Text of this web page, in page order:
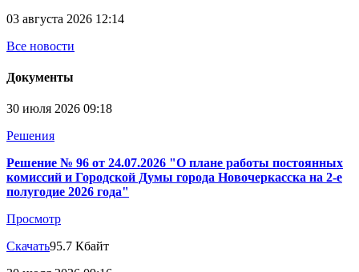
03 августа 2026 12:14
Все новости
Документы
30 июля 2026 09:18
Решения
Решение № 96 от 24.07.2026 "О плане работы постоянных
комиссий и Городской Думы города Новочеркасска на 2-е
полугодие 2026 года"
Просмотр
Скачать95.7 Кбайт